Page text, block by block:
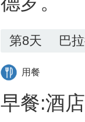
第8天 巴
用餐
早餐:酒